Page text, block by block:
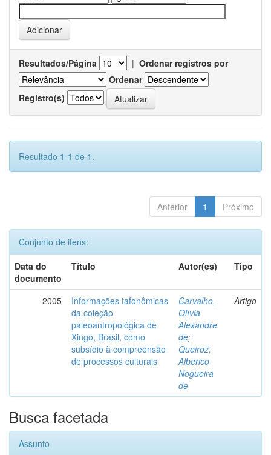
Resultados/Página | Ordenar registros por
Ordenar
Registro(s)
Resultado 1-1 de 1.
Anterior 1 Próximo
Conjunto de itens:
Data do
documento
Título Autor(es) Tipo
2005
Informações tafonômicas
da coleção
paleoantropológica de
Xingó, Brasil, como
subsídio à compreensão
de processos culturais
Carvalho,
Olívia
Alexandre
de;
Queiroz,
Alberico
Nogueira
de
Artigo
Busca facetada
Assunto